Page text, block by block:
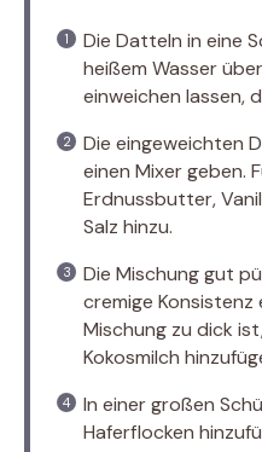
Die Datteln in eine
heißem Wasser
einweichen lassen,
Die eingeweichten
einen Mixer geben.
Erdnussbutter,
Salz hinzu.
Die Mischung gut
cremige
Mischung zu dick
Kokosmilch
In einer großen
Haferflocken